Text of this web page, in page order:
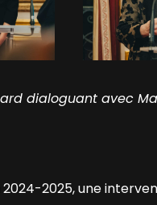
dialoguant avec
2025, une